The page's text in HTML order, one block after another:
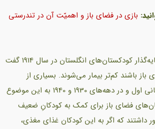
بازی در فضای باز و اهمیّت آن در تندرستی
مارگارت مک‌میلیان، پایه‌گذار كودكستان‌های انگلستان در سال 1914 گفت
باز باشند كم‌تر بیمار می‌شوند. بسیاری از
مسئولین در جنگ جهانی اول و در دهه‌های 1930 و 1940 به ‌این موضوع
فضای باز برای كمک به كودكانِ ضعیف
داشتند كه ‌اگر به‌ این کودکان غذای مغذی،